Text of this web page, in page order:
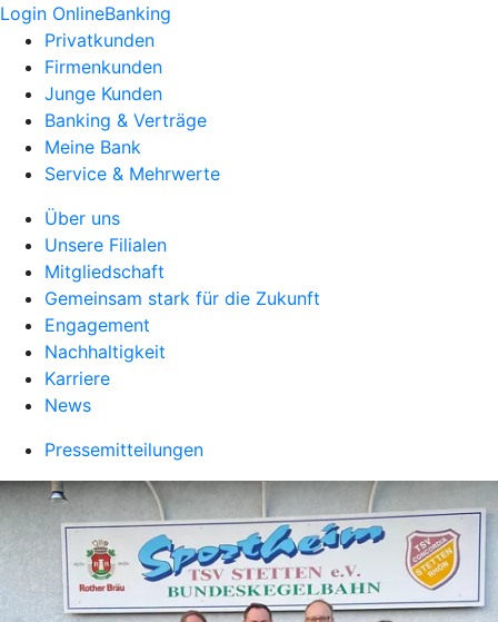
Login OnlineBanking
Privatkunden
Firmenkunden
Junge Kunden
Banking & Verträge
Meine Bank
Service & Mehrwerte
Über uns
Unsere Filialen
Mitgliedschaft
Gemeinsam stark für die Zukunft
Engagement
Nachhaltigkeit
Karriere
News
Pressemitteilungen